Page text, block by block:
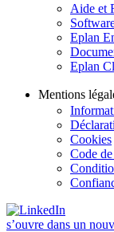
Aide et
Eplan
Eplan
Mentions
Cookies
Code
s’ouvre dans un